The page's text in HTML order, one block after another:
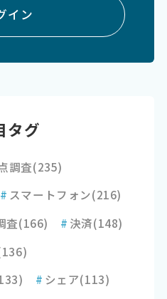
イン
タグ
調査(235)
# スマートフォン(216)
査(166) # 決済(148)
# シェア(113)